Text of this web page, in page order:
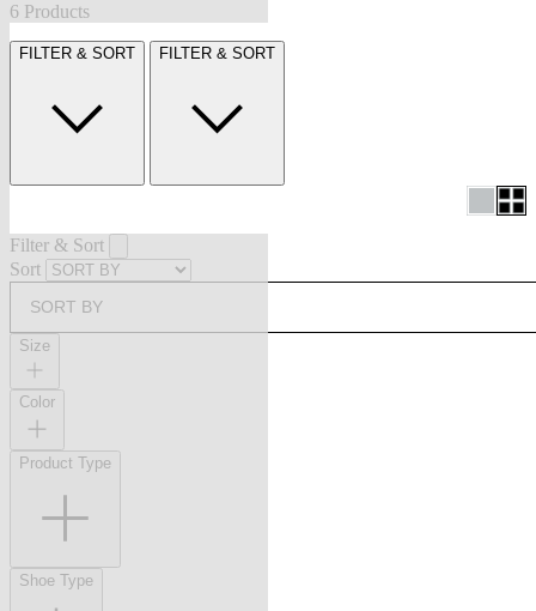
6 Products
FILTER & SORT FILTER & SORT
Filter & Sort
Sort
SORT BY
Size
Color
Product Type
Shoe Type